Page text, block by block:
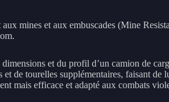
aux mines et aux embuscades (Mine
dimensions et du profil d’un camion de
et de tourelles supplémentaires, faisant de
mais efficace et adapté aux combats